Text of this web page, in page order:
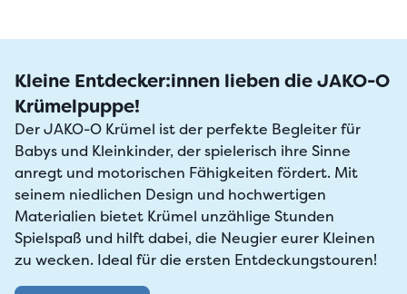
Kleine Entdecker:innen lieben die JAKO-O
Krümelpuppe!
Der JAKO-O Krümel ist der perfekte Begleiter für
Babys und Kleinkinder, der spielerisch ihre Sinne
anregt und motorischen Fähigkeiten fördert. Mit
seinem niedlichen Design und hochwertigen
Materialien bietet Krümel unzählige Stunden
Spielspaß und hilft dabei, die Neugier eurer Kleinen
zu wecken. Ideal für die ersten Entdeckungstouren!